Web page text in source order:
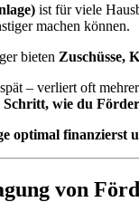
ist für viele
machen können.
bieten Zuschüsse,
– verliert oft
wie du
optimal finanzierst
von